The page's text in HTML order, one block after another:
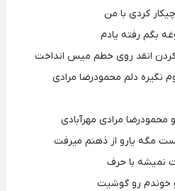
کردی با من
بگم رفته یادم
کردن انقد روی خطم میس انداخت
نگیره دلم محمودرضا مرادی
محمودرضا مرادی مهرآبادی
مگه یارو از ذهنم میرفت
نمیشه با حرف
خوندم رو گوشیت